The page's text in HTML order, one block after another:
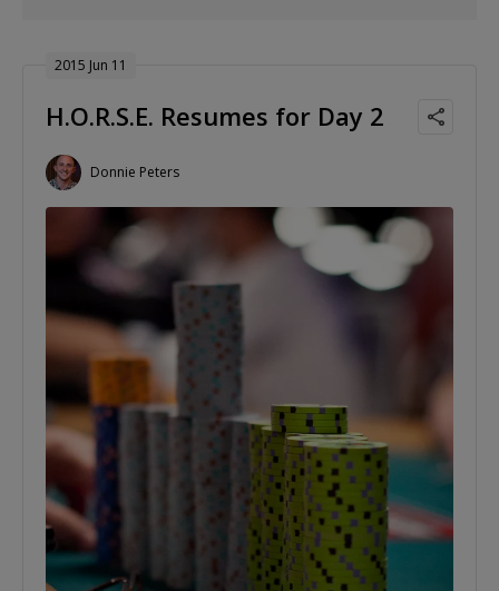
2015 Jun 11
H.O.R.S.E. Resumes for Day 2
Donnie Peters